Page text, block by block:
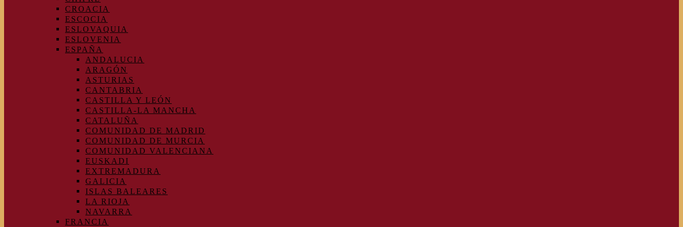
CROACIA
ESCOCIA
ESLOVAQUIA
ESLOVENIA
ESPAÑA
ANDALUCIA
ARAGÓN
ASTURIAS
CANTABRIA
CASTILLA Y LEÓN
CASTILLA-LA MANCHA
CATALUÑA
COMUNIDAD DE MADRID
COMUNIDAD DE MURCIA
COMUNIDAD VALENCIANA
EUSKADI
EXTREMADURA
GALICIA
ISLAS BALEARES
LA RIOJA
NAVARRA
FRANCIA